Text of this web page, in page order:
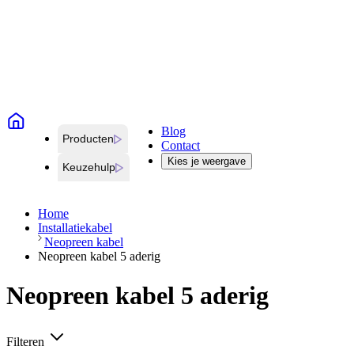
Producten
Keuzehulp
Blog
Contact
Kies je weergave
Home
Installatiekabel
Neopreen kabel
Neopreen kabel 5 aderig
Neopreen kabel 5 aderig
Filteren